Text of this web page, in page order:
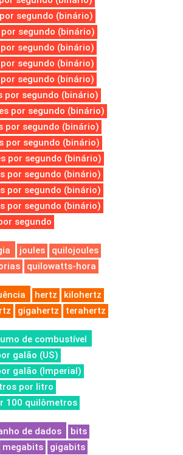
segundo (binário)
segundo (binário)
segundo (binário)
segundo (binário)
segundo (binário)
por segundo (binário)
por segundo (binário)
por segundo (binário)
por segundo (binário)
por segundo (binário)
por segundo (binário)
por segundo (binário)
por segundo (binário)
segundo
joules
quilojoules
quilowatts-hora
hertz
kilohertz
gigahertz terahertz
de combustível
galão (US)
galão (Imperial)
por litro
100 quilômetros
de dados
bits
megabits
gigabits